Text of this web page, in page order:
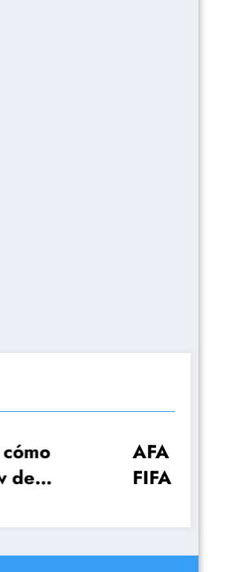
AFA hizo el pedido a
FIFA para que
jugar la primera
fecha del Mundial